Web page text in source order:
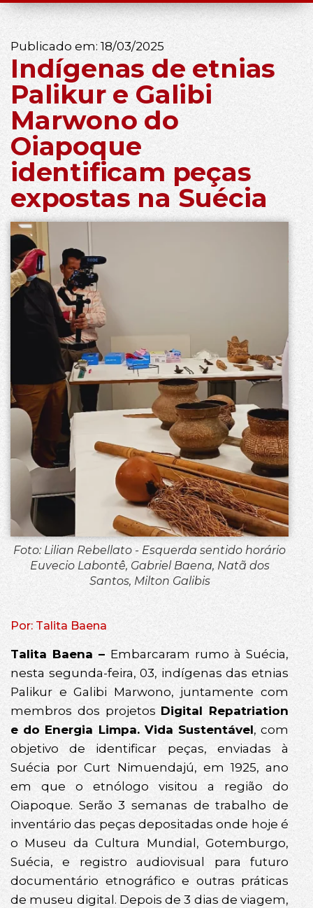
Publicado em: 18/03/2025
Indígenas de etnias
Palikur e Galibi
Marwono do
Oiapoque
identificam peças
expostas na Suécia
Foto: Lilian Rebellato - Esquerda sentido horário
Euvecio Labontê, Gabriel Baena, Natã dos
Santos, Milton Galibis
Por: Talita Baena
Talita Baena – Embarcaram rumo à Suécia,
nesta segunda-feira, 03, indígenas das etnias
Palikur e Galibi Marwono, juntamente com
membros dos projetos Digital Repatriation
e do Energia Limpa. Vida Sustentável, com
objetivo de identificar peças, enviadas à
Suécia por Curt Nimuendajú, em 1925, ano
em que o etnólogo visitou a região do
Oiapoque. Serão 3 semanas de trabalho de
inventário das peças depositadas onde hoje é
o Museu da Cultura Mundial, Gotemburgo,
Suécia, e registro audiovisual para futuro
documentário etnográfico e outras práticas
de museu digital. Depois de 3 dias de viagem,